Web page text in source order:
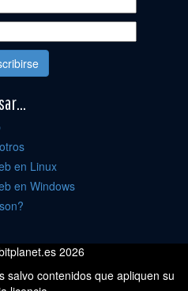
en Linux
en Windows
2026
salvo contenidos que apliquen su